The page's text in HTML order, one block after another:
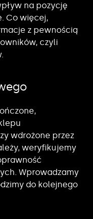
na pozycję
Co więcej,
z pewnością
czyli
wdrożone przez
weryfikujemy
Wprowadzamy
do kolejnego